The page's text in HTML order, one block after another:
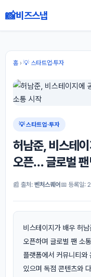
📸비즈스냅
홈› 💡 스타트업·투자
💡 스타트업·투자
허남준, 비스테
오픈… 글로벌 팬
📰 출처: 벤처스퀘어📅 등록일:
비스테이지가 배우 허
오픈하며 글로벌 팬 소
플랫폼에서 커뮤니티
있으며 독점 콘텐츠와